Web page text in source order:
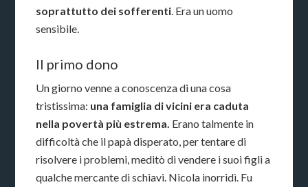
soprattutto dei sofferenti . Era un uomo
sensibile.
Il primo dono
Un giorno venne a conoscenza di una cosa
tristissima: una famiglia di vicini era caduta
nella povertà più estrema. Erano talmente in
difficoltà che il papà disperato, per tentare di
risolvere i problemi, meditò di vendere i suoi figli a
qualche mercante di schiavi. Nicola inorridì. Fu